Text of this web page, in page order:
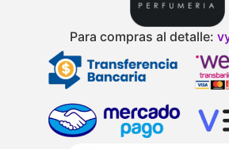
Para compras al detalle: